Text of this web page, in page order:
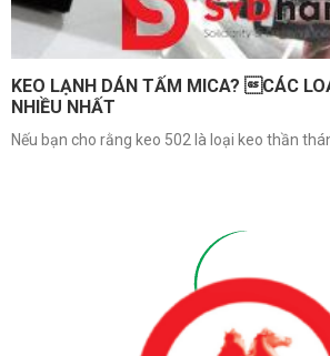
KEO LẠNH DÁN TẤM MICA? CÁC
NHIỀU NHẤT
Nếu bạn cho rằng keo 502 là loại keo thần